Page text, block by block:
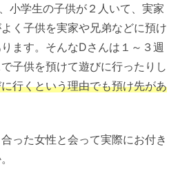
小学生の子供が２人いて、実家
く子供を実家や兄弟などに預け
ます。そんなDさんは１～３週
子供を預けて遊びに行ったりし
行くという理由でも預け先があ
った女性と会って実際にお付き